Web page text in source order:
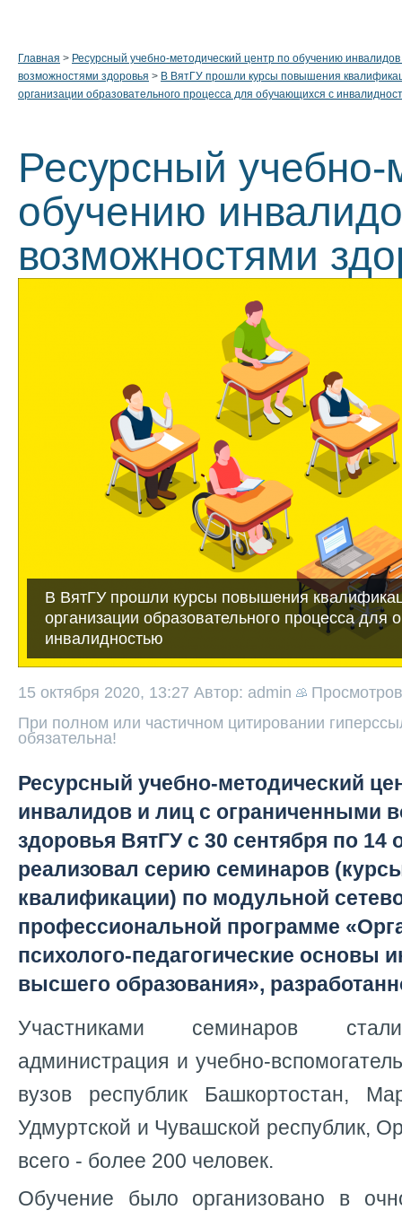
Главная > Ресурсный учебно-методический центр по обучению
возможностями здоровья > В ВятГУ прошли курсы повышения
организации образовательного процесса для обучающихся с
Ресурсный учебно-
обучению
возможностями
В ВятГУ прошли курсы повышения
организации образовательного процесса для
инвалидностью
15 октября 2020, 13:27 Автор: admin
При полном или частичном цитировании
обязательна!
Ресурсный учебно-методический
инвалидов и лиц с ограниченными
здоровья ВятГУ с 30 сентября по 14
реализовал серию семинаров
квалификации) по модульной
профессиональной программе
психолого-педагогические основы
высшего образования»,
Участниками семинаров
администрация и учебно-
вузов республик Башкортостан,
Удмуртской и Чувашской республик,
всего - более 200 человек.
Обучение было организовано в